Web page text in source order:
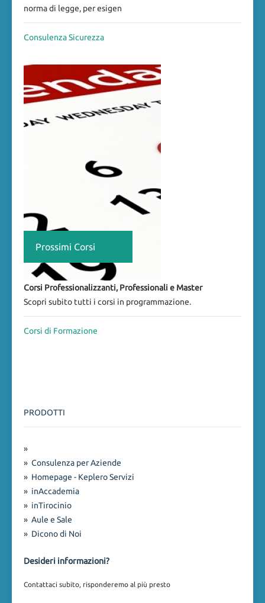
norma di legge, per esigen
Consulenza Sicurezza
Prossimi Corsi
Corsi Professionalizzanti, Professionali e Master
Scopri subito tutti i corsi in programmazione.
Corsi di Formazione
PRODOTTI
»
» Consulenza per Aziende
» Homepage - Keplero Servizi
» inAccademia
» inTirocinio
» Aule e Sale
» Dicono di Noi
Desideri informazioni?
Contattaci subito, risponderemo al più presto